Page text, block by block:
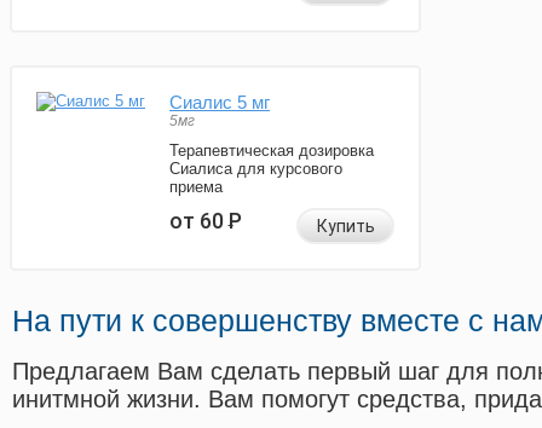
Сиалис 5 мг
5мг
Терапевтическая дозировка
Сиалиса для курсового
приема
от 60Р Купить
На пути к совершенству вместе с
Предлагаем Вам сделать первый шаг для
инитмной жизни. Вам помогут средства,